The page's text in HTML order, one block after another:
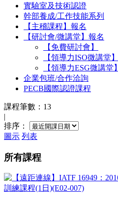
實驗室及技術認證
幹部養成/工作技能系列
【主稽課程】報名
【研討會/微講堂】報名
【免費研討會】
【領導力ISO微講堂】
【領導力ESG微講堂】
企業包班/合作洽詢
PECB國際認證課程
課程筆數：13
|
排序：
圖示 列表
所有課程